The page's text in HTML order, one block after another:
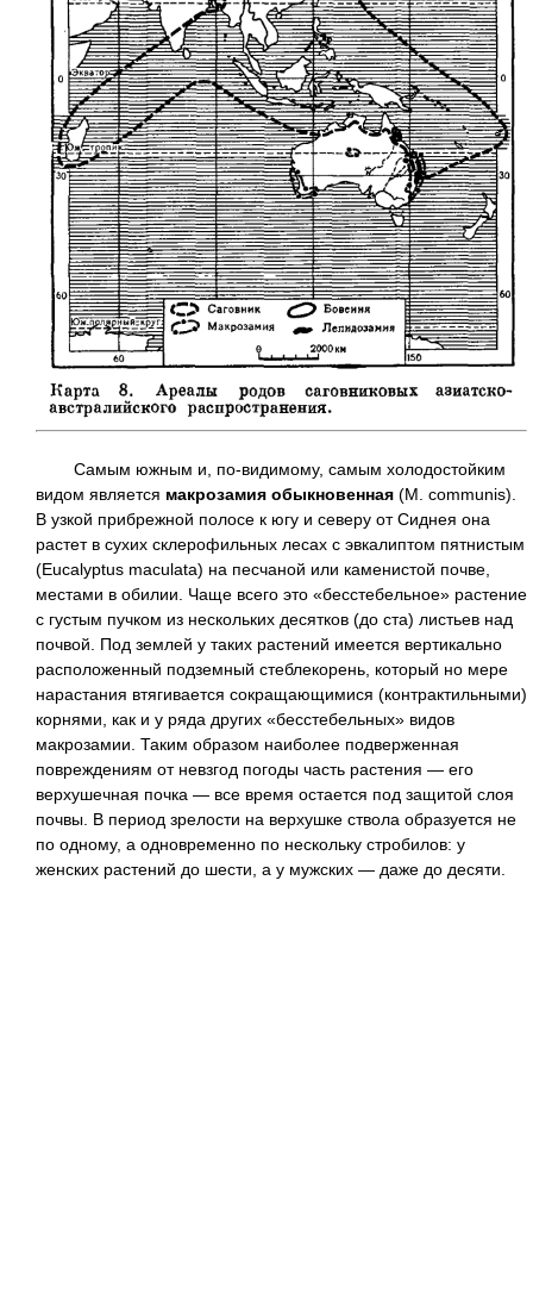
Самым южным и, по-видимому, самым холодостойким
видом является макрозамия обыкновенная (М. communis).
В узкой прибрежной полосе к югу и северу от Сиднея она
растет в сухих склерофильных лесах с эвкалиптом пятнистым
(Eucalyptus maculata) на песчаной или каменистой почве,
местами в обилии. Чаще всего это «бесстебельное» растение
с густым пучком из нескольких десятков (до ста) листьев над
почвой. Под землей у таких растений имеется вертикально
расположенный подземный стеблекорень, который но мере
нарастания втягивается сокращающимися (контрактильными)
корнями, как и у ряда других «бесстебельных» видов
макрозамии. Таким образом наиболее подверженная
повреждениям от невзгод погоды часть растения — его
верхушечная почка — все время остается под защитой слоя
почвы. В период зрелости на верхушке ствола образуется не
по одному, а одновременно по нескольку стробилов: у
женских растений до шести, а у мужских — даже до десяти.